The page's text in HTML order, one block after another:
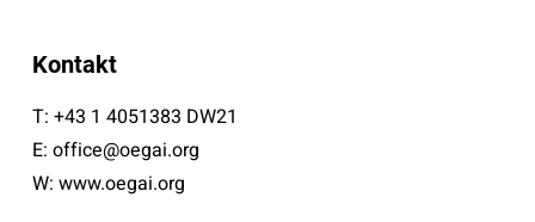
Kontakt
T: +43 1 4051383 DW21
E: office@oegai.org
W: www.oegai.org